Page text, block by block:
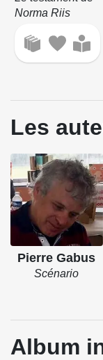
Norma Riis
Les
Pierre Gabus
Scénario
Album